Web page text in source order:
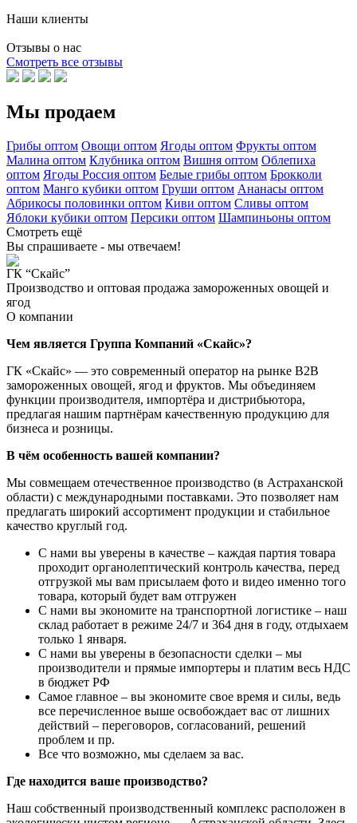
Наши клиенты
Отзывы о нас
Смотреть все отзывы
Мы продаем
Грибы оптом Овощи оптом Ягоды оптом Фрукты оптом
Малина оптом Клубника оптом Вишня оптом Облепиха
оптом Ягоды Россия оптом Белые грибы оптом Брокколи
оптом Манго кубики оптом Груши оптом Ананасы оптом
Абрикосы половинки оптом Киви оптом Сливы оптом
Яблоки кубики оптом Персики оптом Шампиньоны оптом
Смотреть ещё
Вы спрашиваете - мы отвечаем!
ГК “Скайс”
Производство и оптовая продажа замороженных овощей и
ягод
О компании
Чем является Группа Компаний «Скайс»?
ГК «Скайс» — это современный оператор на рынке B2B
замороженных овощей, ягод и фруктов. Мы объединяем
функции производителя, импортёра и дистрибьютора,
предлагая нашим партнёрам качественную продукцию для
бизнеса и розницы.
В чём особенность вашей компании?
Мы совмещаем отечественное производство (в Астраханской
области) с международными поставками. Это позволяет нам
предлагать широкий ассортимент продукции и стабильное
качество круглый год.
С нами вы уверены в качестве – каждая партия товара
проходит органолептический контроль качества, перед
отгрузкой мы вам присылаем фото и видео именно того
товара, который будет вам отгружен
С нами вы экономите на транспортной логистике – наш
склад работает в режиме 24/7 и 364 дня в году, отдыхаем
только 1 января.
С нами вы уверены в безопасности сделки – мы
производители и прямые импортеры и платим весь НДС
в бюджет РФ
Самое главное – вы экономите свое время и силы, ведь
все перечисленное выше освобождает вас от лишних
действий – переговоров, согласований, решений
проблем и пр.
Все что возможно, мы сделаем за вас.
Где находится ваше производство?
Наш собственный производственный комплекс расположен в